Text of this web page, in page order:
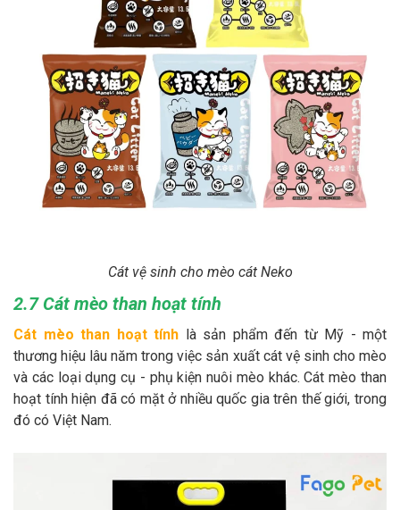
Cát vệ sinh cho mèo cát Neko
2.7 Cát mèo than hoạt tính
Cát mèo than hoạt tính là sản phẩm đến từ Mỹ - một
thương hiệu lâu năm trong việc sản xuất cát vệ sinh cho mèo
và các loại dụng cụ - phụ kiện nuôi mèo khác. Cát mèo than
hoạt tính hiện đã có mặt ở nhiều quốc gia trên thế giới, trong
đó có Việt Nam.